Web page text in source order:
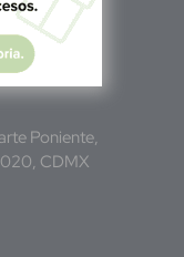
Poniente,
CDMX